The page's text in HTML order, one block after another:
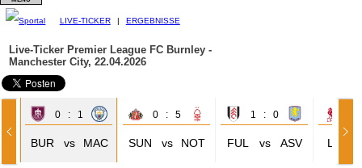
LIVE-TICKER | ERGEBNISSE
Live-Ticker Premier League FC Burnley -
Manchester City, 22.04.2026
0 : 1
BUR vs MAC
0 : 5
SUN vs NOT
1 : 0
FUL vs ASV LIV